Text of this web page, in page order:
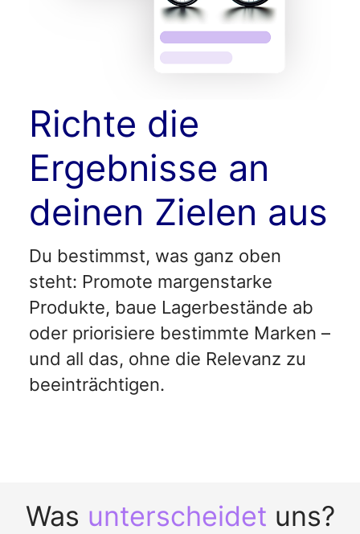
Richte die
Ergebnisse an
deinen Zielen aus
Du bestimmst, was ganz oben
steht: Promote margenstarke
Produkte, baue Lagerbestände ab
oder priorisiere bestimmte Marken –
und all das, ohne die Relevanz zu
beeinträchtigen.
Was unterscheidet uns?